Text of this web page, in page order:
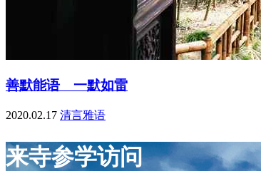
善默能语 一默如雷
2020.02.17 清言雅语
来寺参学访问